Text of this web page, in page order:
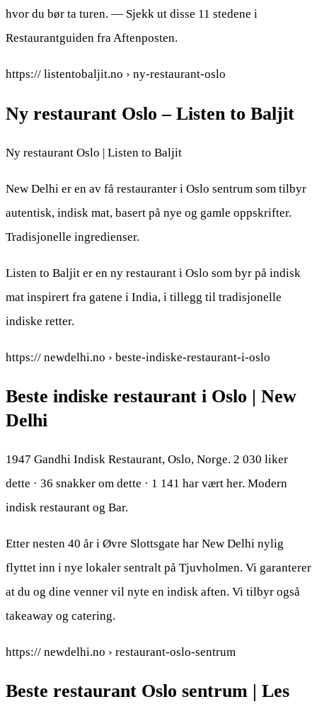
hvor du bør ta turen. — Sjekk ut disse 11 stedene i
Restaurantguiden fra Aftenposten.
https:// listentobaljit.no › ny-restaurant-oslo
Ny restaurant Oslo – Listen to Baljit
Ny restaurant Oslo | Listen to Baljit
New Delhi er en av få restauranter i Oslo sentrum som tilbyr
autentisk, indisk mat, basert på nye og gamle oppskrifter.
Tradisjonelle ingredienser.
Listen to Baljit er en ny restaurant i Oslo som byr på indisk
mat inspirert fra gatene i India, i tillegg til tradisjonelle
indiske retter.
https:// newdelhi.no › beste-indiske-restaurant-i-oslo
Beste indiske restaurant i Oslo | New
Delhi
1947 Gandhi Indisk Restaurant, Oslo, Norge. 2 030 liker
dette · 36 snakker om dette · 1 141 har vært her. Modern
indisk restaurant og Bar.
Etter nesten 40 år i Øvre Slottsgate har New Delhi nylig
flyttet inn i nye lokaler sentralt på Tjuvholmen. Vi garanterer
at du og dine venner vil nyte en indisk aften. Vi tilbyr også
takeaway og catering.
https:// newdelhi.no › restaurant-oslo-sentrum
Beste restaurant Oslo sentrum | Les